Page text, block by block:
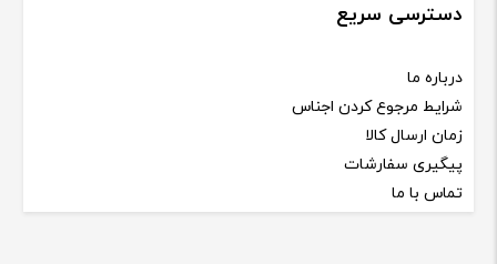
دسترسی سریع
درباره ما
شرایط مرجوع کردن اجناس
زمان ارسال کالا
پیگیری سفارشات
تماس با ما